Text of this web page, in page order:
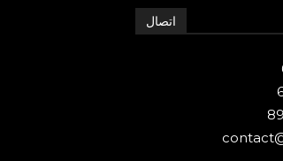
اتصال